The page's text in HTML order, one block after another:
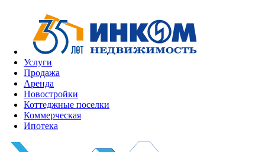
Услуги
Продажа
Аренда
Новостройки
Коттеджные поселки
Коммерческая
Ипотека